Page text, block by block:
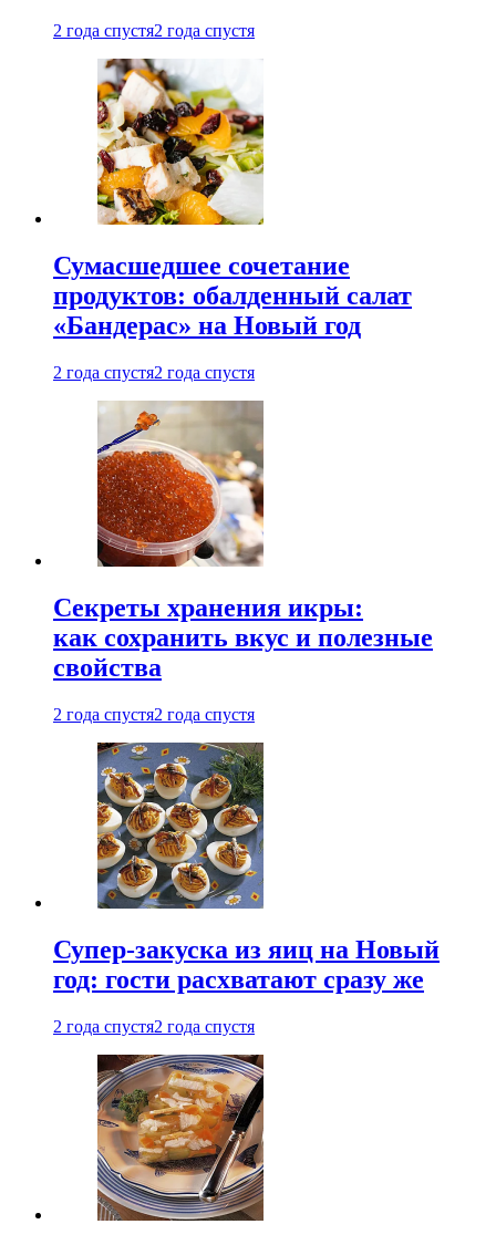
2 года спустя2 года спустя
Сумасшедшее сочетание
продуктов: обалденный салат
«Бандерас» на Новый год
2 года спустя2 года спустя
Секреты хранения икры:
как сохранить вкус и полезные
свойства
2 года спустя2 года спустя
Супер-закуска из яиц на Новый
год: гости расхватают сразу же
2 года спустя2 года спустя